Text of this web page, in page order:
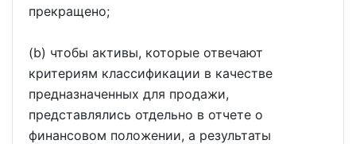
прекращено;
(b) чтобы активы, которые отвечают
критериям классификации в качестве
предназначенных для продажи,
представлялись отдельно в отчете о
финансовом положении, а результаты